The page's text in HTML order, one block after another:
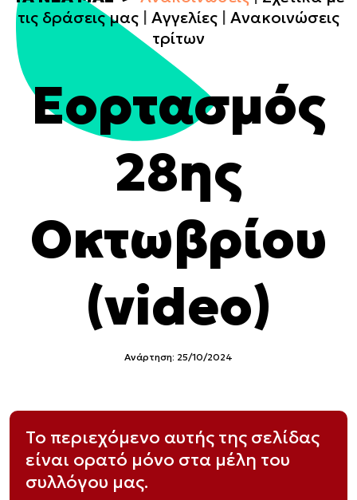
τις δράσεις μας
Αγγελίες
Ανακοινώσεις
τρίτων
Εορτασμός
28ης
Οκτωβρίου
(video)
Ανάρτηση: 25/10/2024
Το περιεχόμενο αυτής της σελίδας
είναι ορατό μόνο στα μέλη του
συλλόγου μας.